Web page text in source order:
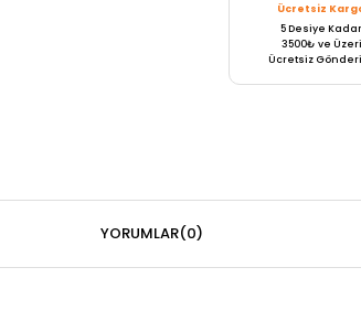
Ücretsiz
5 Desiye Kadar
3500₺ ve Üzeri
Ücretsiz
YORUMLAR(0)